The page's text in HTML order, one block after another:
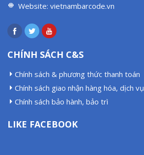
Website: vietnambarcode.vn
CHÍNH SÁCH C&S
Chính sách & phương thức thanh toán
Chính sách giao nhận hàng hóa, dịch vụ
Chính sách bảo hành, bảo trì
LIKE FACEBOOK